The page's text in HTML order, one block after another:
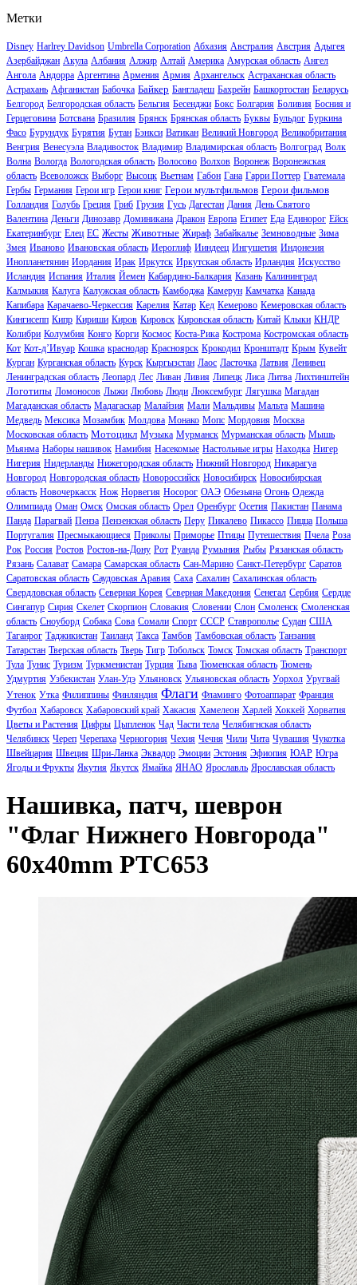
Метки
Disney Harlrey Davidson Umbrella Corporation Абхазия Австралия Австрия Адыгея
Азербайджан Акула Албания Алжир Алтай Америка Амурская область Ангел
Ангола Андорра Аргентина Армения Армия Архангельск Астраханская область
Астрахань Афганистан Бабочка Байкер Бангладеш Бахрейн Башкортостан Беларусь
Белгород Белгородская область Бельгия Бесенджи Бокс Болгария Боливия Босния и
Герцеговина Ботсвана Бразилия Брянск Брянская область Буквы Бульдог Буркина
Фасо Бурундук Бурятия Бутан Бэнкси Ватикан Великий Новгород Великобритания
Венгрия Венесуэла Владивосток Владимир Владимирская область Волгоград Волк
Волна Вологда Вологодская область Волосово Волхов Воронеж Воронежская
область Всеволожск Выборг Высоцк Вьетнам Габон Гана Гарри Поттер Гватемала
Гербы Германия Герои игр Герои книг Герои мультфильмов Герои фильмов
Голландия Голубь Греция Гриб Грузия Гусь Дагестан Дания День Святого
Валентина Деньги Динозавр Доминикана Дракон Европа Египет Еда Единорог Ейск
Екатеринбург Елец ЕС Жесты Животные Жираф Забайкалье Земноводные Зима
Змея Иваново Ивановская область Иероглиф Ииндеец Ингушетия Индонезия
Инопланетянин Иордания Ирак Иркутск Иркутская область Ирландия Искусство
Исландия Испания Италия Йемен Кабардино-Балкария Казань Калининград
Калмыкия Калуга Калужская область Камбоджа Камерун Камчатка Канада
Капибара Карачаево-Черкессия Карелия Катар Кед Кемерово Кемеровская область
Кингисепп Кипр Кириши Киров Кировск Кировская область Китай Клыки КНДР
Колибри Колумбия Конго Корги Космос Коста-Рика Кострома Костромская область
Кот Кот-д’Ивуар Кошка краснодар Красноярск Крокодил Кронштадт Крым Кувейт
Курган Курганская область Курск Кыргызстан Лаос Ласточка Латвия Ленивец
Ленинградская область Леопард Лес Ливан Ливия Липецк Лиса Литва Лихтинштейн
Логотипы Ломоносов Лыжи Любовь Люди Люксембург Лягушка Магадан
Магаданская область Мадагаскар Малайзия Мали Мальдивы Мальта Машина
Медведь Мексика Мозамбик Молдова Монако Мопс Мордовия Москва
Московская область Мотоцикл Музыка Мурманск Мурманская область Мышь
Мьянма Наборы нашивок Намибия Насекомые Настольные игры Находка Нигер
Нигерия Нидерланды Нижегородская область Нижний Новгород Никарагуа
Новгород Новгородская область Новороссийск Новосибирск Новосибирская
область Новочеркасск Нож Норвегия Носорог ОАЭ Обезьяна Огонь Одежда
Олимпиада Оман Омск Омская область Орел Оренбург Осетия Пакистан Панама
Панда Парагвай Пенза Пензенская область Перу Пикалево Пикассо Пицца Польша
Португалия Пресмыкающиеся Приколы Приморье Птицы Путешествия Пчела Роза
Рок Россия Ростов Ростов-на-Дону Рот Руанда Румыния Рыбы Рязанская область
Рязань Салават Самара Самарская область Сан-Марино Санкт-Петербург Саратов
Саратовская область Саудовская Аравия Саха Сахалин Сахалинская область
Свердловская область Северная Корея Северная Македония Сенегал Сербия Сердце
Сингапур Сирия Скелет Скорпион Словакия Словении Слон Смоленск Смоленская
область Сноуборд Собака Сова Сомали Спорт СССР Ставрополье Судан США
Таганрог Таджикистан Таиланд Такса Тамбов Тамбовская область Танзания
Татарстан Тверская область Тверь Тигр Тобольск Томск Томская область Транспорт
Тула Тунис Туризм Туркменистан Турция Тыва Тюменская область Тюмень
Удмуртия Узбекистан Улан-Удэ Ульяновск Ульяновская область Уорхол Уругвай
Утенок Утка Филиппины Финляндия Флаги Фламинго Фотоаппарат Франция
Футбол Хабаровск Хабаровский край Хакасия Хамелеон Харлей Хоккей Хорватия
Цветы и Растения Цифры Цыпленок Чад Части тела Челябигнская область
Челябинск Череп Черепаха Черногория Чехия Чечня Чили Чита Чувашия Чукотка
Швейцария Швеция Шри-Ланка Эквадор Эмоции Эстония Эфиопия ЮАР Югра
Ягоды и Фрукты Якутия Якутск Ямайка ЯНАО Ярославль Ярославская область
Нашивка, патч, шеврон
"Флаг Нижнего Новгорода"
60x40mm PTC653